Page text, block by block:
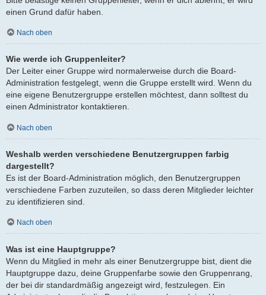
einen Grund dafür haben.
Nach oben
Wie werde ich Gruppenleiter?
Der Leiter einer Gruppe wird normalerweise durch die Board-
Administration festgelegt, wenn die Gruppe erstellt wird. Wenn du
eine eigene Benutzergruppe erstellen möchtest, dann solltest du
einen Administrator kontaktieren.
Nach oben
Weshalb werden verschiedene Benutzergruppen farbig
dargestellt?
Es ist der Board-Administration möglich, den Benutzergruppen
verschiedene Farben zuzuteilen, so dass deren Mitglieder leichter
zu identifizieren sind.
Nach oben
Was ist eine Hauptgruppe?
Wenn du Mitglied in mehr als einer Benutzergruppe bist, dient die
Hauptgruppe dazu, deine Gruppenfarbe sowie den Gruppenrang,
der bei dir standardmäßig angezeigt wird, festzulegen. Ein